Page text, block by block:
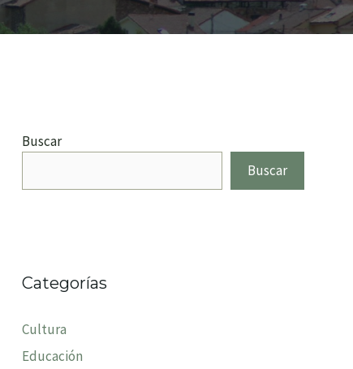
Buscar
Buscar
Categorías
Cultura
Educación